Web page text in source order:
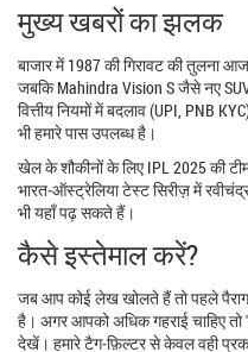
मुख्य खबरों का झलक
बाजार में 1987 की गिरावट की तुलना
जबकि Mahindra Vision S जैसे नए
वित्तीय नियमों में बदलाव (UPI, PNB
भी हमारे पास उपलब्ध है।
खेल के शौकीनों के लिए IPL 2025 की
भारत‑ऑस्ट्रेलिया टेस्ट सिरीज़ में
भी यहाँ पढ़ सकते हैं।
कैसे इस्तेमाल करें?
जब आप कोई लेख खोलते हैं तो पहले
है। अगर आपको अधिक गहराई चाहिए
देखें। हमारे टैग‑फ़िल्टर से केवल वही